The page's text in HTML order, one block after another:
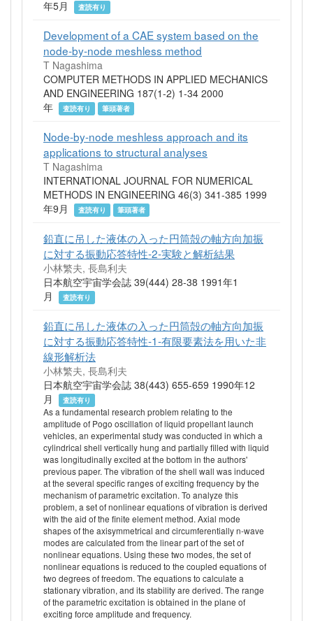
年5月
査読有り
Development of a CAE system based on the
node-by-node meshless method
T Nagashima
COMPUTER METHODS IN APPLIED MECHANICS
AND ENGINEERING 187(1-2) 1-34 2000
年
査読有り 筆頭著者
Node-by-node meshless approach and its
applications to structural analyses
T Nagashima
INTERNATIONAL JOURNAL FOR NUMERICAL
METHODS IN ENGINEERING 46(3) 341-385 1999
年9月
査読有り 筆頭著者
鉛直に吊した液体の入った円筒殻の軸方向加振
に対する振動応答特性-2-実験と解析結果
小林繁夫, 長島利夫
日本航空宇宙学会誌 39(444) 28-38 1991年1
月
査読有り
鉛直に吊した液体の入った円筒殻の軸方向加振
に対する振動応答特性-1-有限要素法を用いた非
線形解析法
小林繁夫, 長島利夫
日本航空宇宙学会誌 38(443) 655-659 1990年12
月
査読有り
As a fundamental research problem relating to the
amplitude of Pogo oscillation of liquid propellant launch
vehicles, an experimental study was conducted in which a
cylindrical shell vertically hung and partially filled with liquid
was longitudinally excited at the bottom in the authors'
previous paper. The vibration of the shell wall was induced
at the several specific ranges of exciting frequency by the
mechanism of parametric excitation. To analyze this
problem, a set of nonlinear equations of vibration is derived
with the aid of the finite element method. Axial mode
shapes of the axisymmetrical and circumferentially n-wave
modes are calculated from the linear part of the set of
nonlinear equations. Using these two modes, the set of
nonlinear equations is reduced to the coupled equations of
two degrees of freedom. The equations to calculate a
stationary vibration, and its stability are derived. The range
of the parametric excitation is obtained in the plane of
exciting force amplitude and frequency.